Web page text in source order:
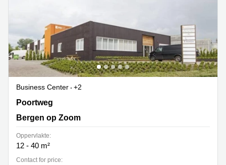
Business Center
+2
Poortweg 1, Bergen op Zoom
Poortweg
Bergen op Zoom
Oppervlakte:
12 - 40 m²
Contact for price: